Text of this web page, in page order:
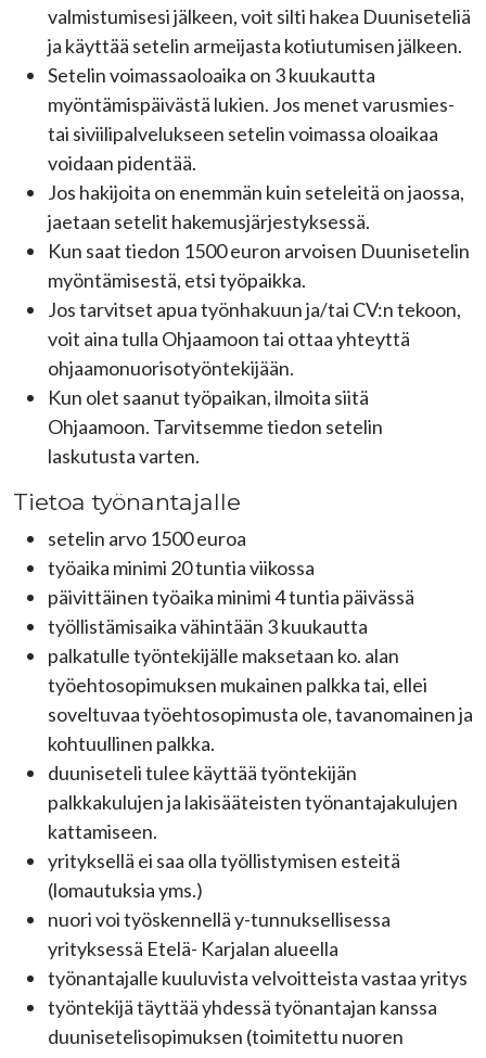
valmistumisesi jälkeen, voit silti hakea Duuniseteliä
ja käyttää setelin armeijasta kotiutumisen jälkeen.
Setelin voimassaoloaika on 3 kuukautta
myöntämispäivästä lukien. Jos menet varusmies-
tai siviilipalvelukseen setelin voimassa oloaikaa
voidaan pidentää.
Jos hakijoita on enemmän kuin seteleitä on jaossa,
jaetaan setelit hakemusjärjestyksessä.
Kun saat tiedon 1500 euron arvoisen Duunisetelin
myöntämisestä, etsi työpaikka.
Jos tarvitset apua työnhakuun ja/tai CV:n tekoon,
voit aina tulla Ohjaamoon tai ottaa yhteyttä
ohjaamonuorisotyöntekijään.
Kun olet saanut työpaikan, ilmoita siitä
Ohjaamoon. Tarvitsemme tiedon setelin
laskutusta varten.
Tietoa työnantajalle
setelin arvo 1500 euroa
työaika minimi 20 tuntia viikossa
päivittäinen työaika minimi 4 tuntia päivässä
työllistämisaika vähintään 3 kuukautta
palkatulle työntekijälle maksetaan ko. alan
työehtosopimuksen mukainen palkka tai, ellei
soveltuvaa työehtosopimusta ole, tavanomainen ja
kohtuullinen palkka.
duuniseteli tulee käyttää työntekijän
palkkakulujen ja lakisääteisten työnantajakulujen
kattamiseen.
yrityksellä ei saa olla työllistymisen esteitä
(lomautuksia yms.)
nuori voi työskennellä y-tunnuksellisessa
yrityksessä Etelä- Karjalan alueella
työnantajalle kuuluvista velvoitteista vastaa yritys
työntekijä täyttää yhdessä työnantajan kanssa
duunisetelisopimuksen (toimitettu nuoren